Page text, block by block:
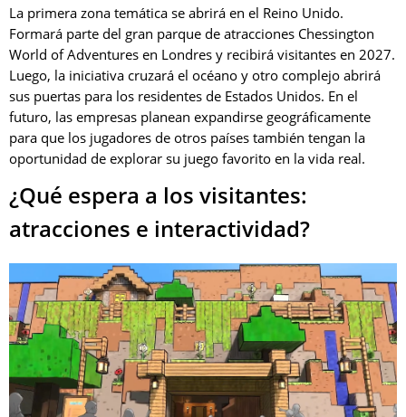
La primera zona temática se abrirá en el Reino Unido.
Formará parte del gran parque de atracciones Chessington
World of Adventures en Londres y recibirá visitantes en 2027.
Luego, la iniciativa cruzará el océano y otro complejo abrirá
sus puertas para los residentes de Estados Unidos. En el
futuro, las empresas planean expandirse geográficamente
para que los jugadores de otros países también tengan la
oportunidad de explorar su juego favorito en la vida real.
¿Qué espera a los visitantes:
atracciones e interactividad?